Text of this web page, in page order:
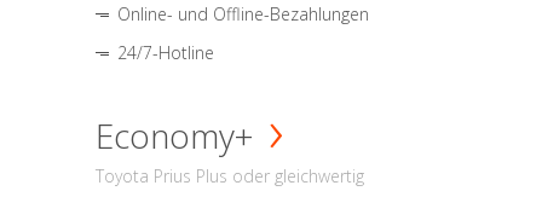
Online- und Offline-Bezahlungen
24/7-Hotline
Economy+
Toyota Prius Plus oder gleichwertig